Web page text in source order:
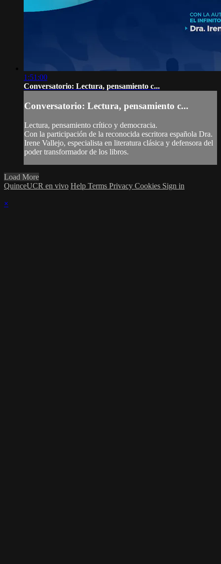
1:51:00
Conversatorio: Lectura, pensamiento c...
Conversatorio: Lectura, pensamiento c...
Lectura, pensamiento crítico y democracia.
Con la participación de la reconocida escritora española Dra.
Irene Vallejo, especialista en literatura clásica y defensora del
poder transformador de los libros.
Load More
QuinceUCR en vivo Help Terms Privacy Cookies Sign in
×